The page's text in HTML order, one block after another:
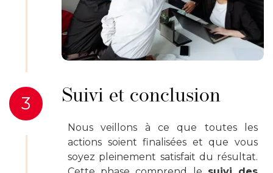
3 Suivi et conclusion
Nous veillons à ce que toutes les
actions soient finalisées et que vous
soyez pleinement satisfait du résultat.